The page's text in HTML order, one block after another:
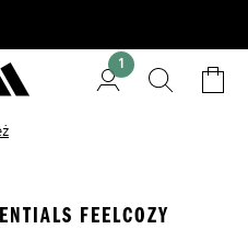
1
FEELCOZY